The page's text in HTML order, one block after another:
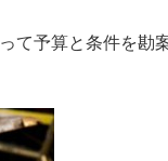
て予算と条件を勘